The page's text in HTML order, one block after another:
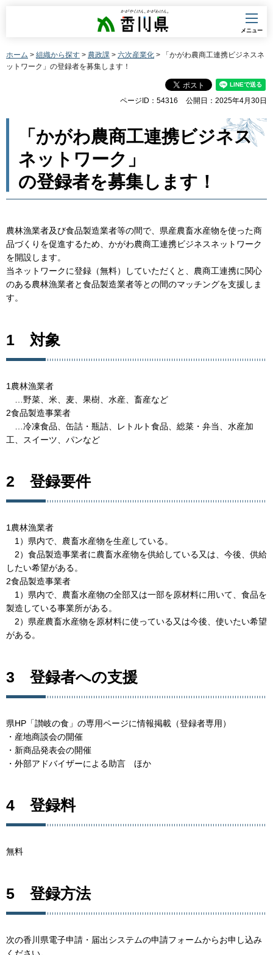
香川県
メニュー
ホーム > 組織から探す > 農政課 > 六次産業化 > 「かがわ農商工連携ビジネスネ
ットワーク」の登録者を募集します！
ページID：54316 公開日：2025年4月30日
「かがわ農商工連携ビジネス
ネットワーク」
の登録者を募集します！
農林漁業者及び食品製造業者等の間で、県産農畜水産物を使った商
品づくりを促進するため、かがわ農商工連携ビジネスネットワーク
を開設します。
当ネットワークに登録（無料）していただくと、農商工連携に関心
のある農林漁業者と食品製造業者等との間のマッチングを支援しま
す。
1 対象
1農林漁業者
…野菜、米、麦、果樹、水産、畜産など
2食品製造事業者
…冷凍食品、缶詰・瓶詰、レトルト食品、総菜・弁当、水産加
工、スイーツ、パンなど
2 登録要件
1農林漁業者
1）県内で、農畜水産物を生産している。
2）食品製造事業者に農畜水産物を供給している又は、今後、供給
したい希望がある。
2食品製造事業者
1）県内で、農畜水産物の全部又は一部を原材料に用いて、食品を
製造している事業所がある。
2）県産農畜水産物を原材料に使っている又は今後、使いたい希望
がある。
3 登録者への支援
県HP「讃岐の食」の専用ページに情報掲載（登録者専用）
・産地商談会の開催
・新商品発表会の開催
・外部アドバイザーによる助言 ほか
4 登録料
無料
5 登録方法
次の香川県電子申請・届出システムの申請フォームからお申し込み
ください。